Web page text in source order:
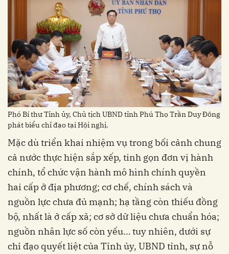
Phó Bí thư Tỉnh ủy, Chủ tịch UBND tỉnh Phú Thọ Trần Duy Đông
phát biểu chỉ đạo tại Hội nghị.
Mặc dù triển khai nhiệm vụ trong bối cảnh chung
cả nước thực hiện sắp xếp, tinh gọn đơn vị hành
chính, tổ chức vận hành mô hình chính quyền
hai cấp ở địa phương; cơ chế, chính sách và
nguồn lực chưa đủ mạnh; hạ tầng còn thiếu đồng
bộ, nhất là ở cấp xã; cơ sở dữ liệu chưa chuẩn hóa;
nguồn nhân lực số còn yếu… tuy nhiên, dưới sự
chỉ đạo quyết liệt của Tỉnh ủy, UBND tỉnh, sự nỗ